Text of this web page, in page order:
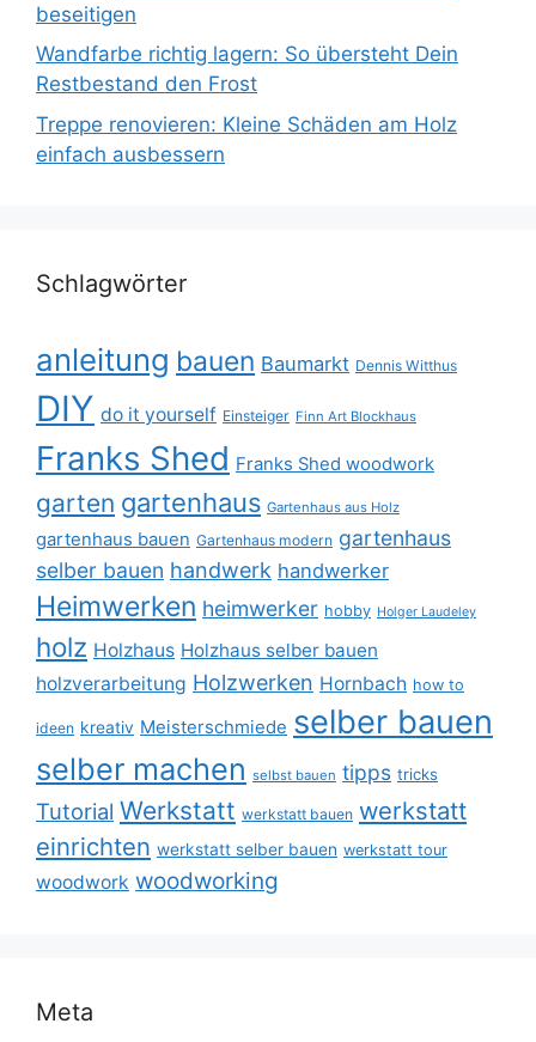
beseitigen
Wandfarbe richtig lagern: So übersteht Dein
Restbestand den Frost
Treppe renovieren: Kleine Schäden am Holz
einfach ausbessern
Schlagwörter
anleitung bauen Baumarkt Dennis Witthus
DIY do it yourself Einsteiger Finn Art Blockhaus
Franks Shed Franks Shed woodwork
garten gartenhaus Gartenhaus aus Holz
gartenhaus bauen Gartenhaus modern gartenhaus
selber bauen handwerk handwerker
Heimwerken heimwerker hobby Holger Laudeley
holz Holzhaus Holzhaus selber bauen
holzverarbeitung Holzwerken Hornbach how to
ideen kreativ Meisterschmiede selber bauen
selber machen selbst bauen tipps tricks
Tutorial Werkstatt werkstatt bauen werkstatt
einrichten werkstatt selber bauen werkstatt tour
woodwork woodworking
Meta